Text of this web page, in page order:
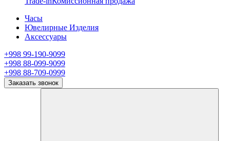
Часы
Ювелирные Изделия
Аксессуары
+998 99-190-9099
+998 88-099-9099
+998 88-709-0999
Заказать звонок